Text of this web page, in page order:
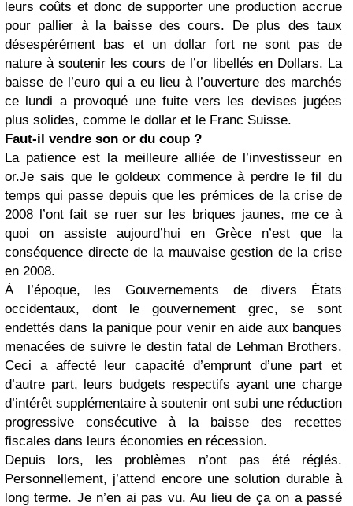
leurs coûts et donc de supporter une production accrue
pour pallier à la baisse des cours. De plus des taux
désespérément bas et un dollar fort ne sont pas de
nature à soutenir les cours de l’or libellés en Dollars. La
baisse de l’euro qui a eu lieu à l’ouverture des marchés
ce lundi a provoqué une fuite vers les devises jugées
plus solides, comme le dollar et le Franc Suisse.
Faut-il vendre son or du coup ?
La patience est la meilleure alliée de l’investisseur en
or.Je sais que le goldeux commence à perdre le fil du
temps qui passe depuis que les prémices de la crise de
2008 l’ont fait se ruer sur les briques jaunes, me ce à
quoi on assiste aujourd’hui en Grèce n’est que la
conséquence directe de la mauvaise gestion de la crise
en 2008.
À l’époque, les Gouvernements de divers États
occidentaux, dont le gouvernement grec, se sont
endettés dans la panique pour venir en aide aux banques
menacées de suivre le destin fatal de Lehman Brothers.
Ceci a affecté leur capacité d’emprunt d’une part et
d’autre part, leurs budgets respectifs ayant une charge
d’intérêt supplémentaire à soutenir ont subi une réduction
progressive consécutive à la baisse des recettes
fiscales dans leurs économies en récession.
Depuis lors, les problèmes n’ont pas été réglés.
Personnellement, j’attend encore une solution durable à
long terme. Je n’en ai pas vu. Au lieu de ça on a passé